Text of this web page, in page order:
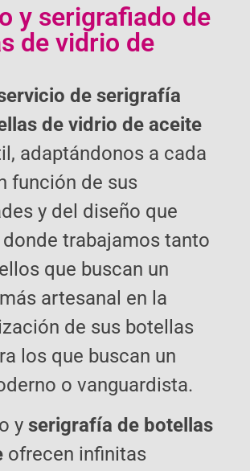
y serigrafiado de
de vidrio de
de serigrafía
de vidrio de aceite
adaptándonos a cada
función de sus
y del diseño que
donde trabajamos tanto
que buscan un
artesanal en la
de sus botellas
los que buscan un
o vanguardista.
yserigrafía de botellas
ofrecen infinitas